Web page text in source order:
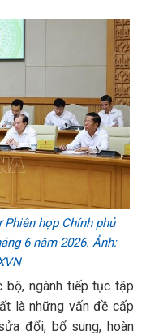
họp Chính phủ
6 năm 2026. Ảnh:
bộ, ngành tiếp tục tập
là những vấn đề cấp
đổi, bổ sung, hoàn